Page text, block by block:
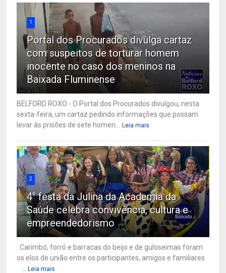
1
Portal dos Procurados divulga cartaz
com suspeitos de torturar homem
inocente no caso dos meninos na
Baixada Fluminense
BELFORD ROXO - O Portal dos Procurados divulgou, nesta
sexta-feira, um cartaz pedindo informações que possam
levar às prisões de sete homen...
Leia mais
2
4° festa da Julina da Academia da
Saúde celebra convivência, cultura e
empreendedorismo
Carimbó, forró e barracas do beijo e de guloseimas foram
os elos de união entre os participantes, amigos e familiares
Leia mais